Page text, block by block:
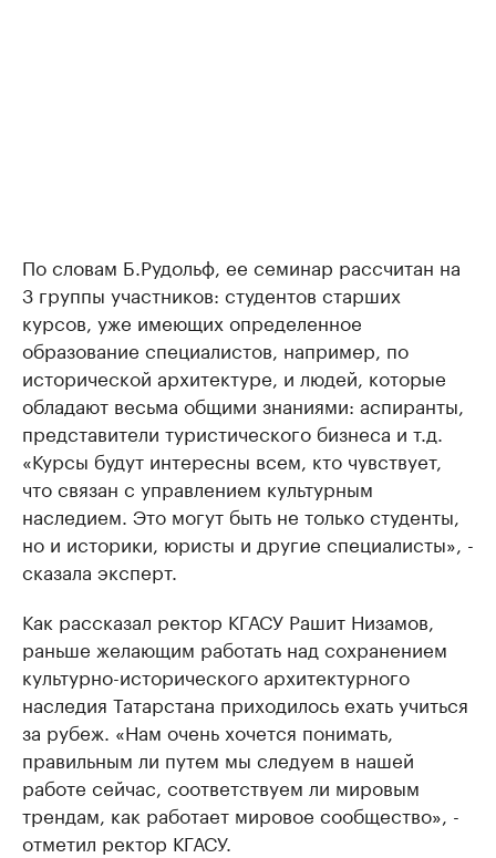
По словам Б.Рудольф, ее семинар рассчитан на
3 группы участников: студентов старших
курсов, уже имеющих определенное
образование специалистов, например, по
исторической архитектуре, и людей, которые
обладают весьма общими знаниями: аспиранты,
представители туристического бизнеса и т.д.
«Курсы будут интересны всем, кто чувствует,
что связан с управлением культурным
наследием. Это могут быть не только студенты,
но и историки, юристы и другие специалисты», -
сказала эксперт.
Как рассказал ректор КГАСУ Рашит Низамов,
раньше желающим работать над сохранением
культурно-исторического архитектурного
наследия Татарстана приходилось ехать учиться
за рубеж. «Нам очень хочется понимать,
правильным ли путем мы следуем в нашей
работе сейчас, соответствуем ли мировым
трендам, как работает мировое сообщество», -
отметил ректор КГАСУ.